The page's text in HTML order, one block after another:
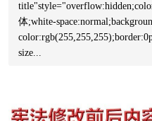
体;white-
size...